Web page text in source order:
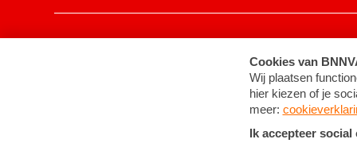
Cookie-instellingen